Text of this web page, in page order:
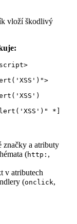
vloží škodlivý
značky a atributy
(http: ,
v atributech
(onclick,